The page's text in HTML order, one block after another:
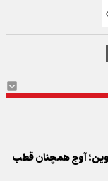
قزوین؛ آوج همچنان قطب